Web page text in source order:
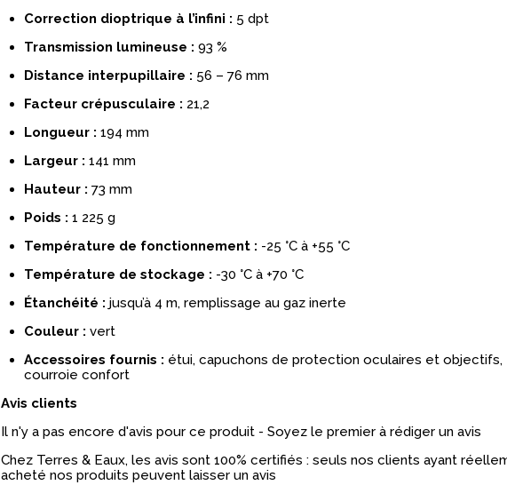
Correction dioptrique à l’infini : 5 dpt
Transmission lumineuse : 93 %
Distance interpupillaire : 56 – 76 mm
Facteur crépusculaire : 21,2
Longueur : 194 mm
Largeur : 141 mm
Hauteur : 73 mm
Poids : 1 225 g
Température de fonctionnement : -25 °C à +55 °C
Température de stockage : -30 °C à +70 °C
Étanchéité : jusqu’à 4 m, remplissage au gaz inerte
Couleur : vert
Accessoires fournis : étui, capuchons de protection oculaires et objectifs,
courroie confort
Avis clients
Il n'y a pas encore d'avis pour ce produit - Soyez le premier à rédiger un avis
Chez Terres & Eaux, les avis sont 100% certifiés : seuls nos clients ayant
acheté nos produits peuvent laisser un avis